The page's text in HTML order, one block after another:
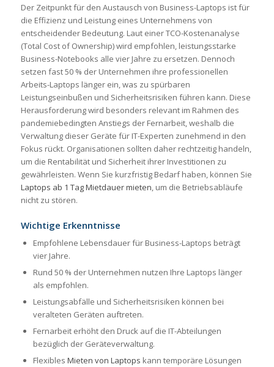
Der Zeitpunkt für den Austausch von Business-Laptops ist für
die Effizienz und Leistung eines Unternehmens von
entscheidender Bedeutung. Laut einer TCO-Kostenanalyse
(Total Cost of Ownership) wird empfohlen, leistungsstarke
Business-Notebooks alle vier Jahre zu ersetzen. Dennoch
setzen fast 50 % der Unternehmen ihre professionellen
Arbeits-Laptops länger ein, was zu spürbaren
Leistungseinbußen und Sicherheitsrisiken führen kann. Diese
Herausforderung wird besonders relevant im Rahmen des
pandemiebedingten Anstiegs der Fernarbeit, weshalb die
Verwaltung dieser Geräte für IT-Experten zunehmend in den
Fokus rückt. Organisationen sollten daher rechtzeitig handeln,
um die Rentabilität und Sicherheit ihrer Investitionen zu
gewährleisten. Wenn Sie kurzfristig Bedarf haben, können Sie
Laptops ab 1 Tag Mietdauer mieten, um die Betriebsabläufe
nicht zu stören.
Wichtige Erkenntnisse
Empfohlene Lebensdauer für Business-Laptops beträgt
vier Jahre.
Rund 50 % der Unternehmen nutzen Ihre Laptops länger
als empfohlen.
Leistungsabfälle und Sicherheitsrisiken können bei
veralteten Geräten auftreten.
Fernarbeit erhöht den Druck auf die IT-Abteilungen
bezüglich der Geräteverwaltung.
Flexibles Mieten von Laptops kann temporäre Lösungen